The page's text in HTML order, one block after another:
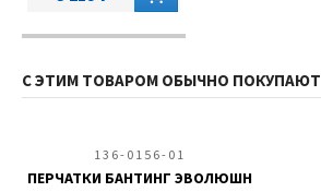
С ЭТИМ ТОВАРОМ ОБЫЧНО ПОКУПАЮТ
136-0156-01
ПЕРЧАТКИ БАНТИНГ ЭВОЛЮШН